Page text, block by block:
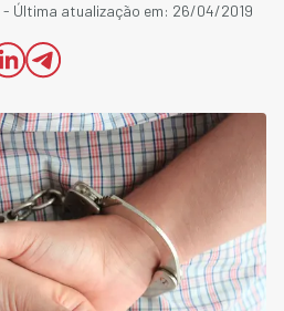
- Última atualização em: 26/04/2019